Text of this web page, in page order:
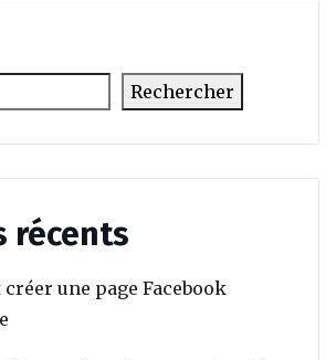
Rechercher
récents
une page Facebook